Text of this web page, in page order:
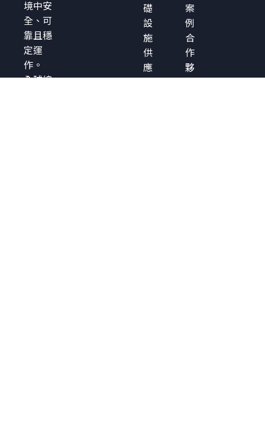
境中安
全、可
靠且穩
定運
作。
全球總
礎
設
施
供
應
案
例
合
作
夥